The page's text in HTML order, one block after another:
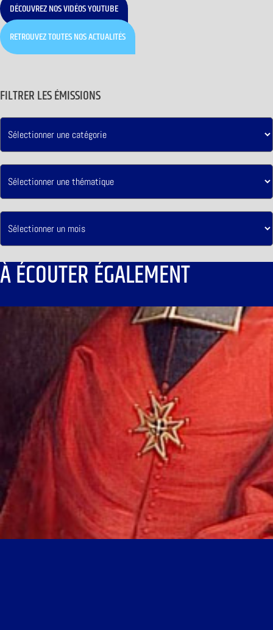
DÉCOUVREZ NOS VIDÉOS YOUTUBE
RETROUVEZ TOUTES NOS ACTUALITÉS
FILTRER LES ÉMISSIONS
À ÉCOUTER ÉGALEMENT